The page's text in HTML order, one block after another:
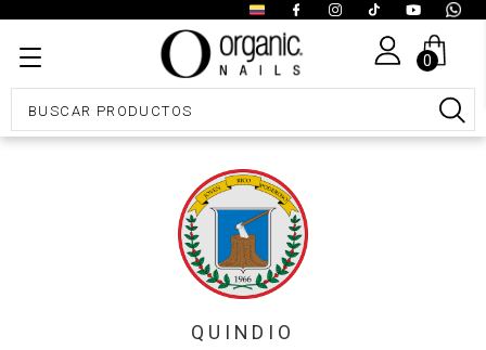
0
QUINDIO